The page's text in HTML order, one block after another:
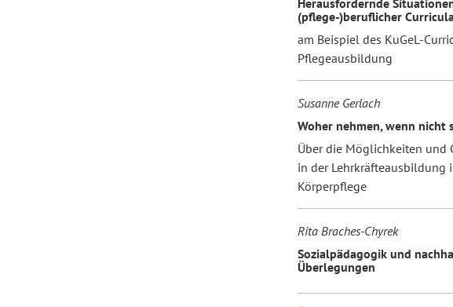
(pflege-)beruflicher Curricula
am Beispiel des KuGeL-
Pflegeausbildung
Susanne Gerlach
Woher nehmen, wenn nicht
Über die Möglichkeiten und
in der Lehrkräfteausbildung
Körperpflege
Rita Braches-Chyrek
Sozialpädagogik und
Überlegungen